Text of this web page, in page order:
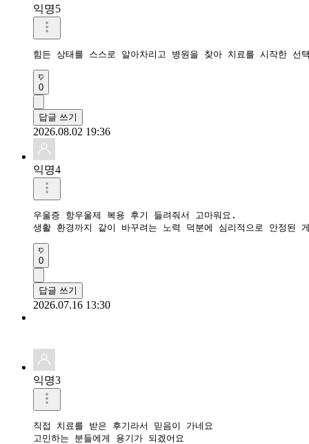
익명5
힘든 상태를 스스로 알아차리고 병원을 찾아 치료를 시작한
0
답글 쓰기
2026.08.02 19:36
익명4
우울증 항우울제 복용 후기 들려줘서 고마워요.
생활 환경까지 같이 바꾸려는 노력 덕분에 심리적으로 안정
0
답글 쓰기
2026.07.16 13:30
익명3
직접 치료를 받은 후기라서 믿음이 가네요
고민하는 분들에게 용기가 되겠어요